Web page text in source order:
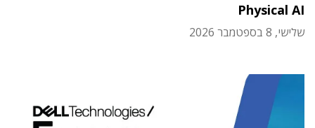
Physical AI
שלישי, 8 בספטמבר 2026